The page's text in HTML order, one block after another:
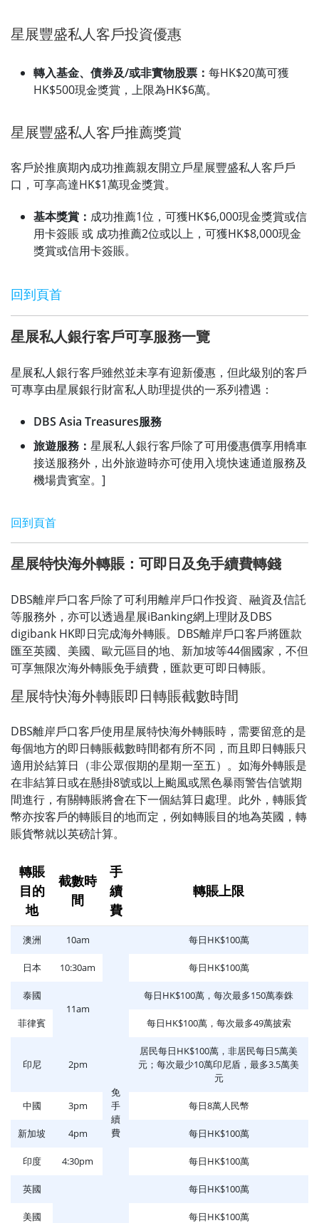
星展豐盛私人客戶投資優惠
轉入基金、債券及/或非實物股票： 每HK$20萬可獲
HK$500現金獎賞，上限為HK$6萬。
星展豐盛私人客戶推薦獎賞
客戶於推廣期內成功推薦親友開立戶星展豐盛私人客戶戶
口，可享高達HK$1萬現金獎賞。
基本獎賞： 成功推薦1位，可獲HK$6,000現金獎賞或信
用卡簽賬 或 成功推薦2位或以上，可獲HK$8,000現金
獎賞或信用卡簽賬。
回到頁首
星展私人銀行客戶可享服務一覽
星展私人銀行客戶雖然並未享有迎新優惠，但此級別的客戶
可專享由星展銀行財富私人助理提供的一系列禮遇：
DBS Asia Treasures服務
旅遊服務： 星展私人銀行客戶除了可用優惠價享用轎車
接送服務外，出外旅遊時亦可使用入境快速通道服務及
機場貴賓室。]
回到頁首
星展特快海外轉賬：可即日及免手續費轉錢
DBS離岸戶口客戶除了可利用離岸戶口作投資、融資及信託
等服務外，亦可以透過星展iBanking網上理財及DBS
digibank HK即日完成海外轉賬。DBS離岸戶口客戶將匯款
匯至英國、美國、歐元區目的地、新加坡等44個國家，不但
可享無限次海外轉賬免手續費，匯款更可即日轉賬。
星展特快海外轉賬即日轉賬截數時間
DBS離岸戶口客戶使用星展特快海外轉賬時，需要留意的是
每個地方的即日轉賬截數時間都有所不同，而且即日轉賬只
適用於結算日（非公眾假期的星期一至五）。如海外轉賬是
在非結算日或在懸掛8號或以上颱風或黑色暴雨警告信號期
間進行，有關轉賬將會在下一個結算日處理。此外，轉賬貨
幣亦按客戶的轉賬目的地而定，例如轉賬目的地為英國，轉
賬貨幣就以英磅計算。
轉賬
目的
地
截數時
間
手
續
費
轉賬上限
澳洲 10am
免
手
續
費
每日HK$100萬
日本 10:30am 每日HK$100萬
泰國
11am
每日HK$100萬，每次最多150萬泰銖
菲律賓 每日HK$100萬，每次最多49萬披索
印尼 2pm
居民每日HK$100萬，非居民每日5萬美
元；每次最少10萬印尼盾，最多3.5萬美
元
中國 3pm 每日8萬人民幣
新加坡 4pm 每日HK$100萬
印度 4:30pm 每日HK$100萬
英國 每日HK$100萬
美國 每日HK$100萬